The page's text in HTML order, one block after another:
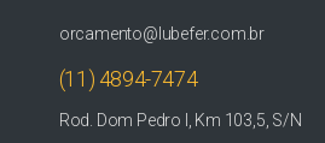
orcamento@lubefer.com.br
(11) 4894-7474
Rod. Dom Pedro I, Km 103,5, S/N